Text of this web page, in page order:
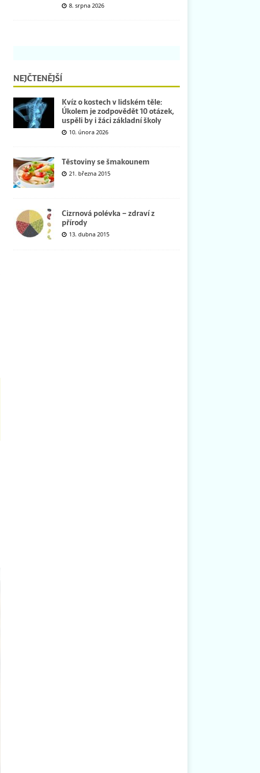
8. srpna 2026
NEJČTENĚJŠÍ
Kvíz o kostech v lidském těle:
Úkolem je zodpovědět 10 otázek,
uspěli by i žáci základní školy
10. února 2026
Těstoviny se šmakounem
21. března 2015
Cizrnová polévka – zdraví z
přírody
13. dubna 2015